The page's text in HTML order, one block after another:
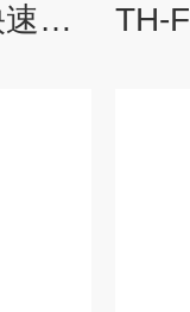
TH-XC448松材线虫快速检测仪